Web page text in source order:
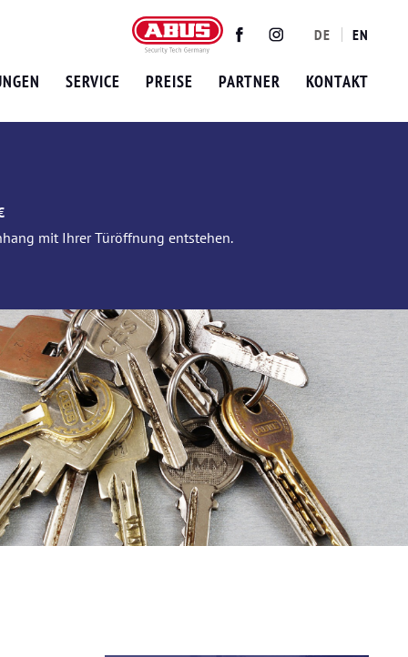
TwitterFacebookInstagram
DE EN
SERVICE PREISE PARTNER KONTAKT
mit Ihrer Türöffnung entstehen.